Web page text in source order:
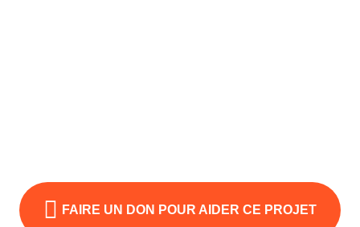
FAIRE UN DON POUR AIDER CE PROJET